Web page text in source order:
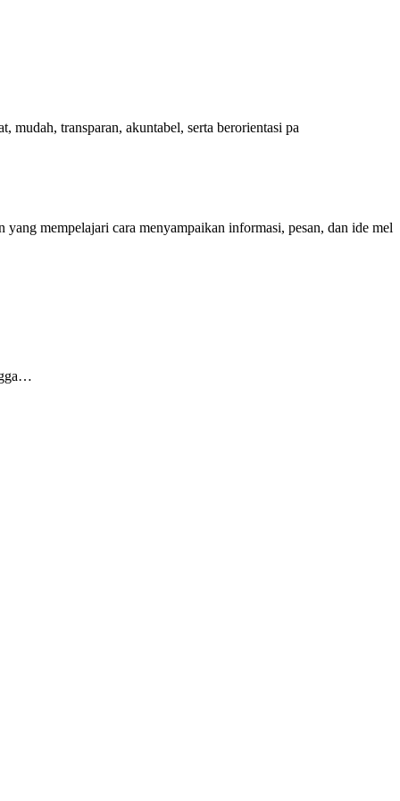
transparan, akuntabel, serta berorientasi pa
mempelajari cara menyampaikan informasi, pesan, dan ide mel